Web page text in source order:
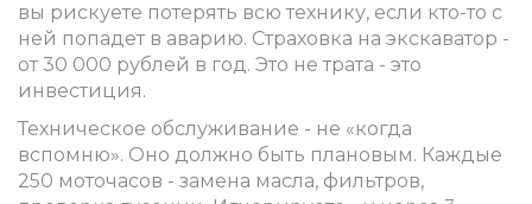
вы рискуете потерять всю технику, если кто-то с
ней попадет в аварию. Страховка на экскаватор -
от 30 000 рублей в год. Это не трата - это
инвестиция.
Техническое обслуживание - не «когда
вспомню». Оно должно быть плановым. Каждые
250 моточасов - замена масла, фильтров,